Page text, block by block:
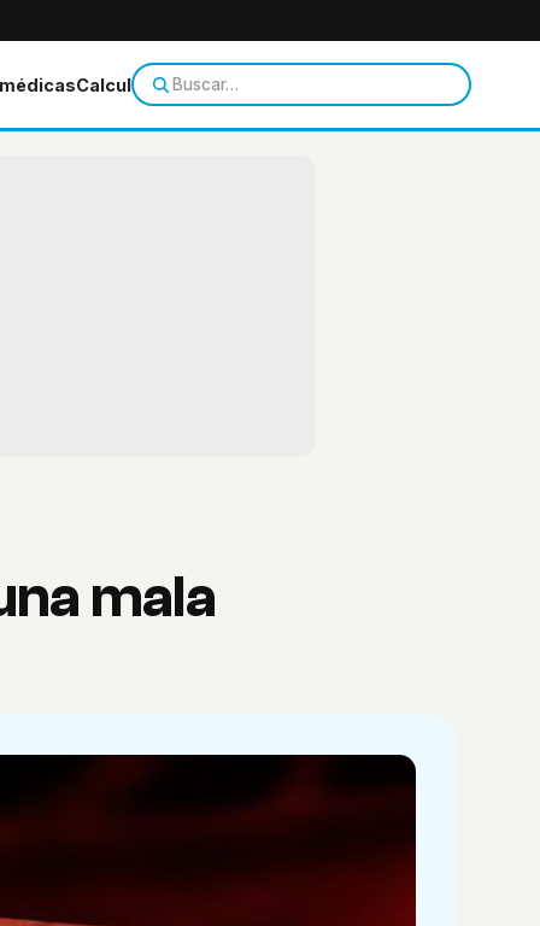
CalculadorasTemas de salud
mala